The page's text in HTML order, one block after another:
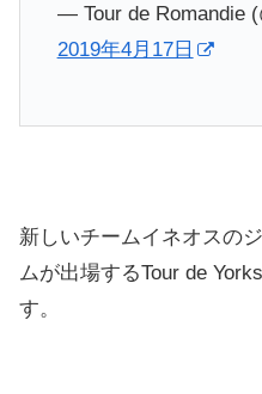
— Tour de Romandie
2019年4月17日
新しいチームイネオスの
ムが出場するTour de
す。